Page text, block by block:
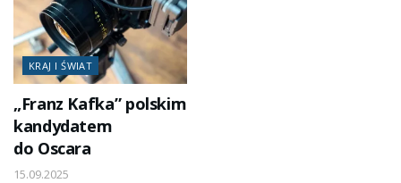
KRAJ I ŚWIAT
„Franz Kafka” polskim
kandydatem
do Oscara
15.09.2025